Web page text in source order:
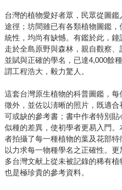
台灣的植物愛好者眾，民眾從圖
途徑；坊間雖已有各類植物圖鑑
統性，均尚有缺憾。有鑑於此，
走於全島原野與森林，親自觀察、
並賦與正確的學名，已達4,000餘
謂工程浩大，毅力驚人。
這套台灣原生植物的科普圖鑑，
徵外，並佐以淸晰的照片，既適
可或缺的參考書；書中作者特別
似種的差異，使初學者更易入門
者拍攝了每一種植物的葉及花部特
以力求每一物種學名之正確性。
多台灣文献上從未被記錄的稀有
也是極珍貴的參考資料。